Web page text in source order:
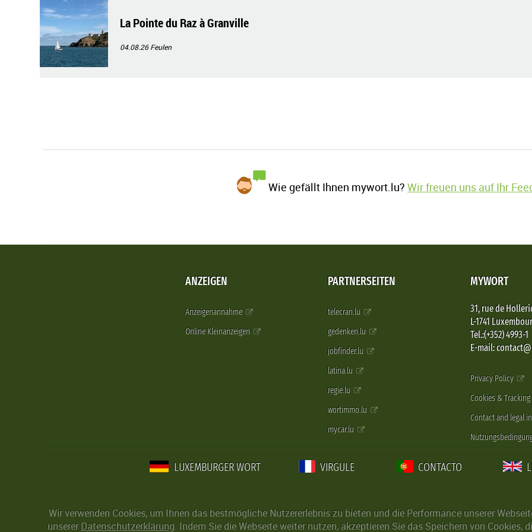
La Pointe du Raz à Granville
04.08.26Feulen
Wie gefällt Ihnen mywort.lu?Wir freuen uns auf Ihr
ANZEIGEN
Anzeigenannahme
Online Kleinanzeigen
PARTNERSEITEN
telecran.lu
gedenken.lu
jobfinder.lu
latina.lu
regie.lu
wortimmo.lu
mycar.lu
MYWORT
31, rue de
L-1741
Tel.:(+352) 4993-1
E-mail:
Privacy Policy
Cookies & Tracking
Contact and legal
LUXEMBURGER WORT VIRGULE CONTACTO
Wir verwenden Cookies, um Ihnen das bestmögliche Nutzererlebnis zu bieten und die Performance unserer
unserer Datenschutzerklärung. Indem Sie die Webseite weiter nutzen, akzeptieren Sie das Speichern von